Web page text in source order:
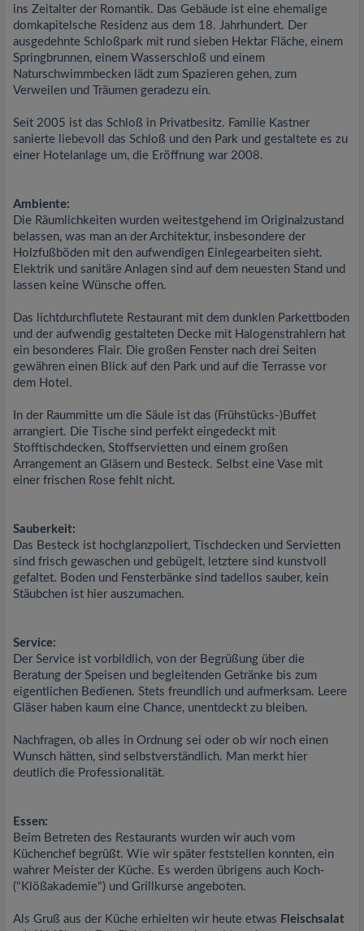
ins Zeitalter der Romantik. Das Gebäude ist eine ehemalige
domkapitelsche Residenz aus dem 18. Jahrhundert. Der
ausgedehnte Schloßpark mit rund sieben Hektar Fläche, einem
Springbrunnen, einem Wasserschloß und einem
Naturschwimmbecken lädt zum Spazieren gehen, zum
Verweilen und Träumen geradezu ein.
Seit 2005 ist das Schloß in Privatbesitz. Familie Kastner
sanierte liebevoll das Schloß und den Park und gestaltete es zu
einer Hotelanlage um, die Eröffnung war 2008.
Ambiente:
Die Räumlichkeiten wurden weitestgehend im Originalzustand
belassen, was man an der Architektur, insbesondere der
Holzfußböden mit den aufwendigen Einlegearbeiten sieht.
Elektrik und sanitäre Anlagen sind auf dem neuesten Stand und
lassen keine Wünsche offen.
Das lichtdurchflutete Restaurant mit dem dunklen Parkettboden
und der aufwendig gestalteten Decke mit Halogenstrahlern hat
ein besonderes Flair. Die großen Fenster nach drei Seiten
gewähren einen Blick auf den Park und auf die Terrasse vor
dem Hotel.
In der Raummitte um die Säule ist das (Frühstücks-)Buffet
arrangiert. Die Tische sind perfekt eingedeckt mit
Stofftischdecken, Stoffservietten und einem großen
Arrangement an Gläsern und Besteck. Selbst eine Vase mit
einer frischen Rose fehlt nicht.
Sauberkeit:
Das Besteck ist hochglanzpoliert, Tischdecken und Servietten
sind frisch gewaschen und gebügelt, letztere sind kunstvoll
gefaltet. Boden und Fensterbänke sind tadellos sauber, kein
Stäubchen ist hier auszumachen.
Service:
Der Service ist vorbildlich, von der Begrüßung über die
Beratung der Speisen und begleitenden Getränke bis zum
eigentlichen Bedienen. Stets freundlich und aufmerksam. Leere
Gläser haben kaum eine Chance, unentdeckt zu bleiben.
Nachfragen, ob alles in Ordnung sei oder ob wir noch einen
Wunsch hätten, sind selbstverständlich. Man merkt hier
deutlich die Professionalität.
Essen:
Beim Betreten des Restaurants wurden wir auch vom
Küchenchef begrüßt. Wie wir später feststellen konnten, ein
wahrer Meister der Küche. Es werden übrigens auch Koch-
("Klößakademie") und Grillkurse angeboten.
Als Gruß aus der Küche erhielten wir heute etwas Fleischsalat